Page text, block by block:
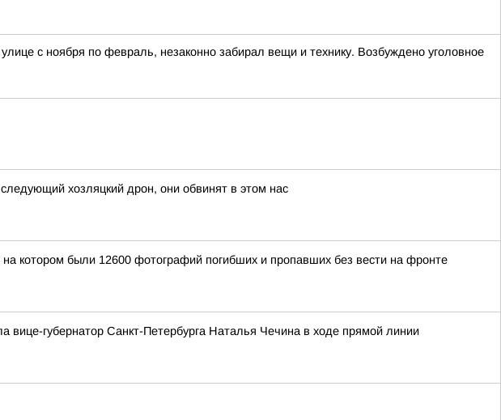
с ноября по февраль, незаконно забирал вещи и технику. Возбуждено уголовное
хозляцкий дрон, они обвинят в этом нас
котором были 12600 фотографий погибших и пропавших без вести на фронте
губернатор Санкт-Петербурга Наталья Чечина в ходе прямой линии